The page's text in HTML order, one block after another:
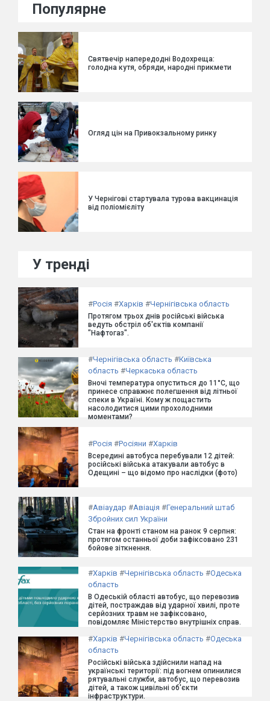
Популярне
Святвечір напередодні Водохреща:
голодна кутя, обряди, народні прикмети
Огляд цін на Привокзальному ринку
У Чернігові стартувала турова вакцинація
від поліомієліту
У тренді
#Росія #Харків #Чернігівська область
Протягом трьох днів російські війська
ведуть обстріл об'єктів компанії
"Нафтогаз".
#Чернігівська область #Київська
область #Черкаська область
Вночі температура опуститься до 11°C, що
принесе справжнє полегшення від літньої
спеки в Україні. Кому ж пощастить
насолодитися цими прохолодними
моментами?
#Росія #Росіяни #Харків
Всередині автобуса перебували 12 дітей:
російські війська атакували автобус в
Одещині – що відомо про наслідки (фото)
#Авіаудар #Авіація #Генеральний штаб
Збройних сил України
Стан на фронті станом на ранок 9 серпня:
протягом останньої доби зафіксовано 231
бойове зіткнення.
#Харків #Чернігівська область #Одеська
область
В Одеській області автобус, що перевозив
дітей, постраждав від ударної хвилі, проте
серйозних травм не зафіксовано,
повідомляє Міністерство внутрішніх справ.
#Харків #Чернігівська область #Одеська
область
Російські війська здійснили напад на
українські території: під вогнем опинилися
рятувальні служби, автобус, що перевозив
дітей, а також цивільні об'єкти
інфраструктури.